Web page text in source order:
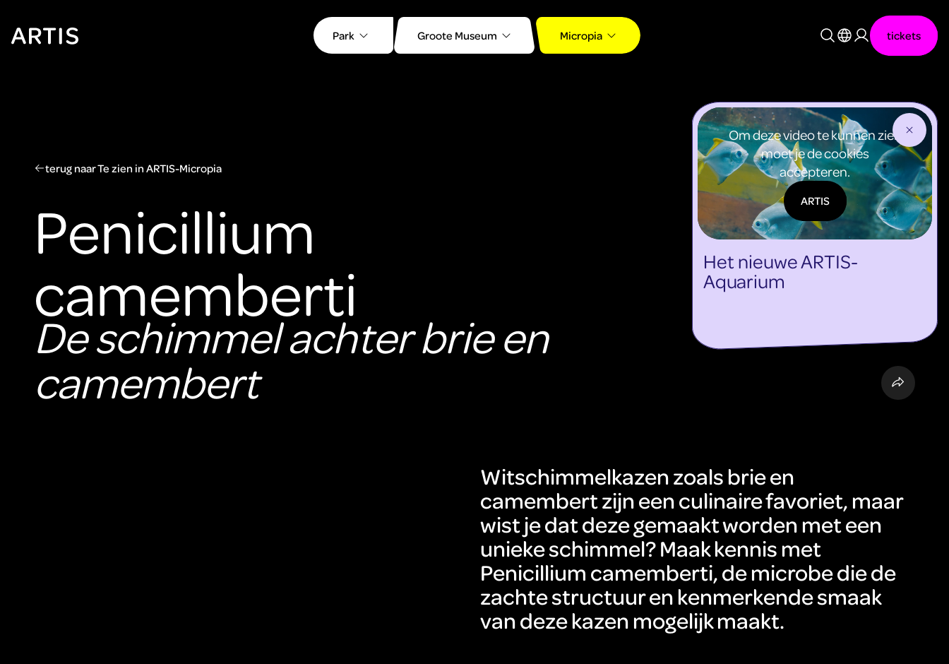
content
Ga
Park Groote Museum Micropia
tickets
terug naar Te zien in ARTIS-Micropia
Penicillium
camemberti
De schimmel achter brie en
camembert
Witschimmelkazen zoals brie en
camembert zijn een culinaire favoriet, maar
wist je dat deze gemaakt worden met een
unieke schimmel? Maak kennis met
Penicillium camemberti, de microbe die de
zachte structuur en kenmerkende smaak
van deze kazen mogelijk maakt.
Om deze video te kunnen zien
moet je de cookies
accepteren.
ARTIS
Het nieuwe ARTIS-
Aquarium